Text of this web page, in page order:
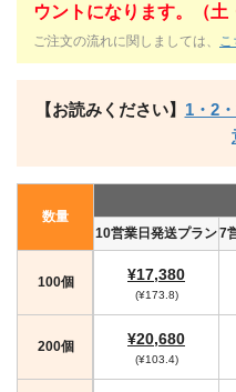
ウントになります。（土
ご注文の流れに関しましては、 こ
【お読みください】 1・2
数量
10営業日発送プラン7
100個 ¥17,380
(¥173.8)
200個 ¥20,680
(¥103.4)